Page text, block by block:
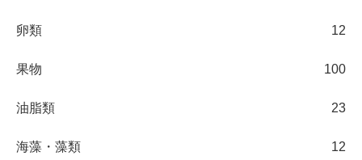
卵類 12
果物 100
油脂類 23
海藻・藻類 12